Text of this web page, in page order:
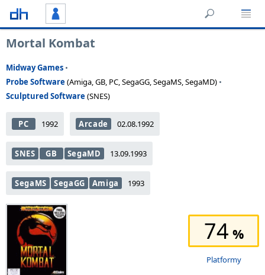
Mortal Kombat
Midway Games •
Probe Software(Amiga, GB, PC, SegaGG, SegaMS, SegaMD) •
Sculptured Software(SNES)
PC 1992 Arcade 02.08.1992
SNES GB SegaMD 13.09.1993
SegaMS SegaGG Amiga 1993
74
Platformy